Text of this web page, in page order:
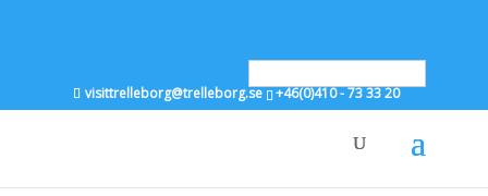
visittrelleborg@trelleborg.se +46(0)410 - 73 33 20